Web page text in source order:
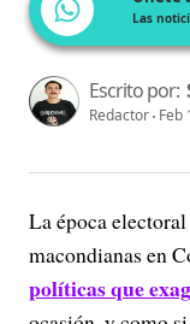
Las
Escrito por:
Redactor Feb
La época
macondianas en
políticas que